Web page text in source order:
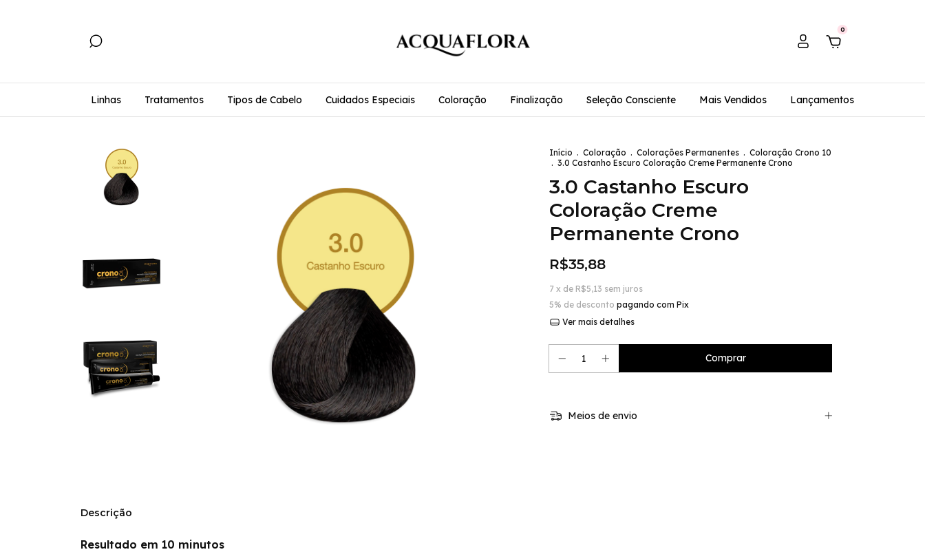
0
Linhas Tratamentos Tipos de Cabelo Cuidados Especiais Coloração Finalização Seleção Consciente Mais Vendidos Lançamentos
Início . Coloração . Colorações Permanentes . Coloração Crono 10
. 3.0 Castanho Escuro Coloração Creme Permanente Crono
3.0 Castanho Escuro
Coloração Creme
Permanente Crono
R$35,88
7 x de R$5,13 sem juros
5% de desconto pagando com Pix
Ver mais detalhes
Meios de envio
Descrição
Resultado em 10 minutos